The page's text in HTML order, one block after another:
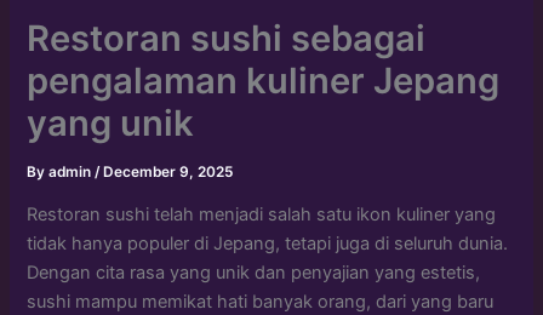
Restoran sushi sebagai
pengalaman kuliner Jepang
yang unik
Byadmin /December 9, 2025
Restoran sushi telah menjadi salah satu ikon kuliner yang
tidak hanya populer di Jepang, tetapi juga di seluruh dunia.
Dengan cita rasa yang unik dan penyajian yang estetis,
sushi mampu memikat hati banyak orang, dari yang baru